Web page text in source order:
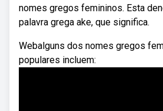
nomes gregos femininos. Esta
palavra grega ake, que significa.
Webalguns dos nomes gregos
populares incluem: